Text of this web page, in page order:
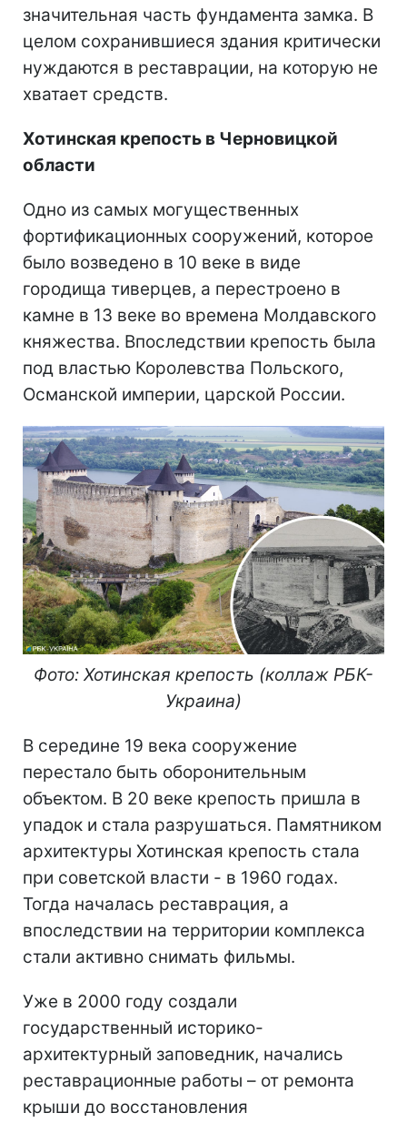
значительная часть фундамента замка. В
целом сохранившиеся здания критически
нуждаются в реставрации, на которую не
хватает средств.
Хотинская крепость в Черновицкой
области
Одно из самых могущественных
фортификационных сооружений, которое
было возведено в 10 веке в виде
городища тиверцев, а перестроено в
камне в 13 веке во времена Молдавского
княжества. Впоследствии крепость была
под властью Королевства Польского,
Османской империи, царской России.
Фото: Хотинская крепость (коллаж РБК-
Украина)
В середине 19 века сооружение
перестало быть оборонительным
объектом. В 20 веке крепость пришла в
упадок и стала разрушаться. Памятником
архитектуры Хотинская крепость стала
при советской власти - в 1960 годах.
Тогда началась реставрация, а
впоследствии на территории комплекса
стали активно снимать фильмы.
Уже в 2000 году создали
государственный историко-
архитектурный заповедник, начались
реставрационные работы – от ремонта
крыши до восстановления